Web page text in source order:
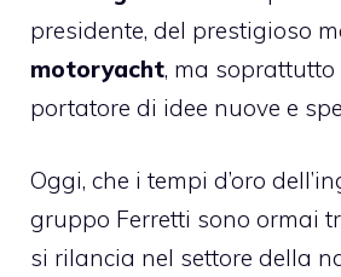
presidente, del prestigioso
motoryacht, ma soprattutto
portatore di idee nuove e
Oggi, che i tempi d’oro
gruppo Ferretti sono ormai
si rilancia nel settore della